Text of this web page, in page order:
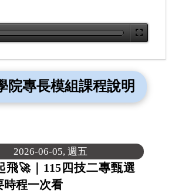
院專長模組課程說明
2026-06-05, 週五
飛🚀｜115四技二專甄選
時程一次看